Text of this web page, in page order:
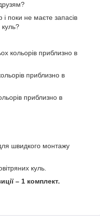
і поки не маєте запасів
кольорів приблизно в
приблизно в
приблизно в
швидкого монтажу
куль.
– 1 комплект.